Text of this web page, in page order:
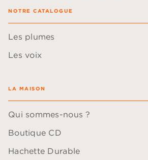
NOTRE CATALOGUE
Les plumes
Les voix
LA MAISON
Qui sommes-nous ?
Boutique CD
Hachette Durable